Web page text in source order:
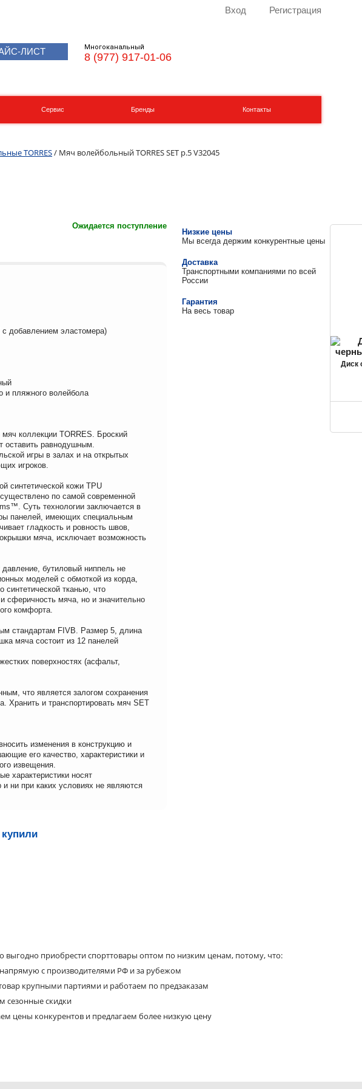
Вход Регистрация
ЛИСТ Многоканальный
8 (977) 917-01-06
Сервис Бренды Контакты
TORRES/ Мяч волейбольный TORRES SET р.5 V32045
Ожидается поступление
добавлением эластомера)
и пляжного волейбола
коллекции TORRES. Броский
оставить равнодушным.
игры в залах и на открытых
игроков.
синтетической кожи TPU
по самой современной
Суть технологии заключается в
панелей, имеющих специальным
гладкость и ровность швов,
мяча, исключает возможность
бутиловый ниппель не
моделей с обмоткой из корда,
тканью, что
сферичность мяча, но и значительно
комфорта.
стандартам FIVB. Размер 5, длина
мяча состоит из 12 панелей
поверхностях (асфальт,
что является залогом сохранения
Хранить и транспортировать мяч SET
изменения в конструкцию и
его качество, характеристики и
извещения.
характеристики носят
ни при каких условиях не являются
Низкие цены
Мы всегда держим конкурентные цены
Доставка
Транспортными компаниями по всей
России
Гарантия
На весь товар
Диск
выгодно приобрести спорттовары оптом по низким ценам, потому, что:
с производителями РФ и за рубежом
крупными партиями и работаем по предзаказам
сезонные скидки
цены конкурентов и предлагаем более низкую цену